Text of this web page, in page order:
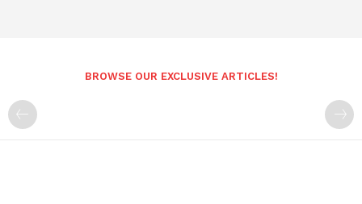
BROWSE OUR EXCLUSIVE ARTICLES!